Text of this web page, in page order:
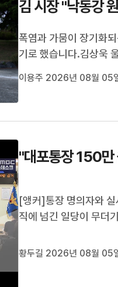
김 시장 "낙동강
폭염과 가뭄이 장기화
기로 했습니다.김상욱
습니다.이와 함께 상수
이용주 2026년 08월 05
"대포통장 150
[앵커]통장 명의자와
직에 넘긴 일당이 무더
히 각종 범죄에 이용됐
황두길 2026년 08월 05